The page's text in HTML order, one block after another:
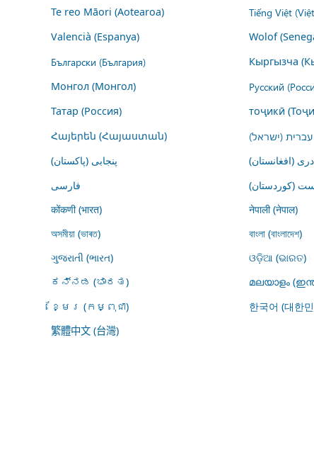
Te reo Māori (Aotearoa)
Tiếng Việt
Valencià (Espanya)
Wolof
Български (България) Кыргызча
Монгол (Монгол)
Русский
Татар (Россия)
тоҷикӣ
Հայերեն (Հայաստան)
עברית (ישראל)
پنجابی (پاکستان)
درى (افغانستان)
فارسى (کوردستان)
कोंकणी (भारत)
नेपाली (नेपाल)
অসমীয়া (ভাৰত)
বাংলা (বাংলাদেশ)
ગુજરાતી (ભારત)
ଓଡ଼ିଆ (ଭାରତ)
ಕನ್ನಡ (ಭಾರತ)
മലയാളം
ខ្មែរ (កម្ពុជា) 한국어 (대한
繁體中文 (台灣)